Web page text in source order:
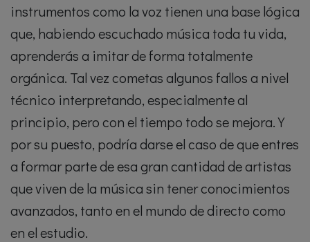
instrumentos como la voz tienen una base lógica
que, habiendo escuchado música toda tu vida,
aprenderás a imitar de forma totalmente
orgánica. Tal vez cometas algunos fallos a nivel
técnico interpretando, especialmente al
principio, pero con el tiempo todo se mejora. Y
por su puesto, podría darse el caso de que entres
a formar parte de esa gran cantidad de artistas
que viven de la música sin tener conocimientos
avanzados, tanto en el mundo de directo como
en el estudio.